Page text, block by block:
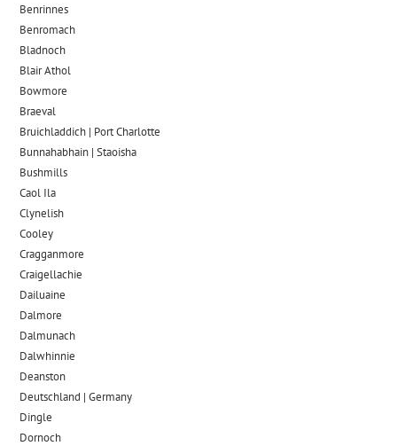
Benrinnes
Benromach
Bladnoch
Blair Athol
Bowmore
Braeval
Bruichladdich | Port Charlotte
Bunnahabhain | Staoisha
Bushmills
Caol Ila
Clynelish
Cooley
Cragganmore
Craigellachie
Dailuaine
Dalmore​
Dalmunach
Dalwhinnie
Deanston
Deutschland | Germany
Dingle
Dornoch